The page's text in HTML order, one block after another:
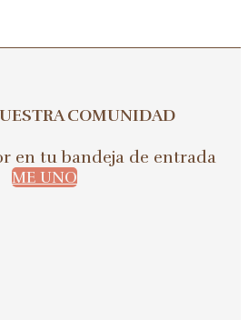
COMUNIDAD
en tu bandeja de entrada
ME UNO